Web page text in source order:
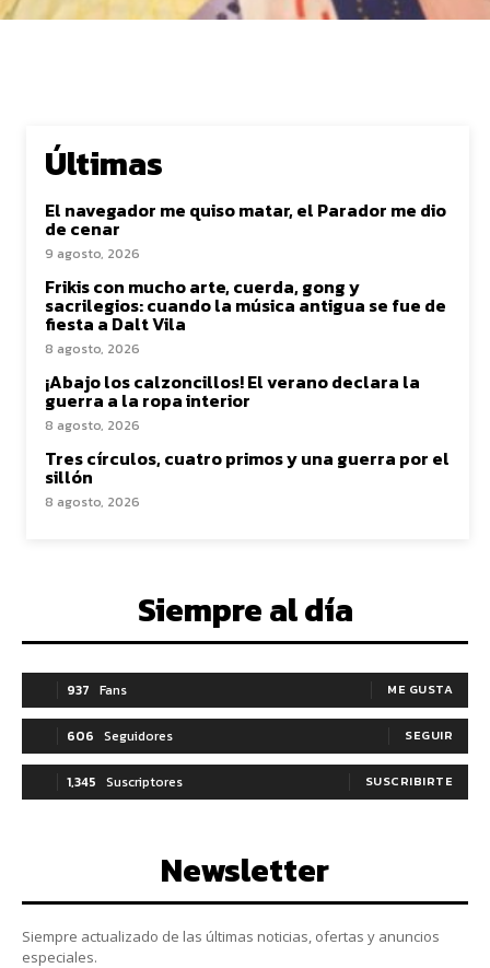
Últimas
El navegador me quiso matar, el Parador me dio
de cenar
9 agosto, 2026
Frikis con mucho arte, cuerda, gong y
sacrilegios: cuando la música antigua se fue de
fiesta a Dalt Vila
8 agosto, 2026
¡Abajo los calzoncillos! El verano declara la
guerra a la ropa interior
8 agosto, 2026
Tres círculos, cuatro primos y una guerra por el
sillón
8 agosto, 2026
Siempre al día
937 Fans ME GUSTA
606 Seguidores SEGUIR
1,345 Suscriptores SUSCRIBIRTE
Newsletter
Siempre actualizado de las últimas noticias, ofertas y anuncios
especiales.